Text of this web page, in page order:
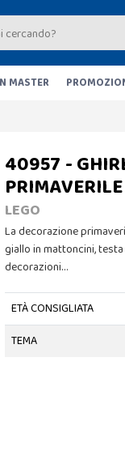
MASTER
40957 -
PRIMAVERILE
LEGO
La decorazione
giallo in mattoncini,
decorazioni…
ETÀ CONSIGLIATA
TEMA